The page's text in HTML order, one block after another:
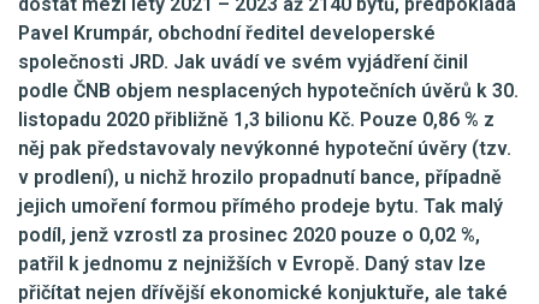
Pavel Krumpár, obchodní ředitel developerské
společnosti JRD. Jak uvádí ve svém vyjádření činil
podle ČNB objem nesplacených hypotečních úvěrů k 30.
listopadu 2020 přibližně 1,3 bilionu Kč. Pouze 0,86 % z
něj pak představovaly nevýkonné hypoteční úvěry (tzv.
v prodlení), u nichž hrozilo propadnutí bance, případně
jejich umoření formou přímého prodeje bytu. Tak malý
podíl, jenž vzrostl za prosinec 2020 pouze o 0,02 %,
patřil k jednomu z nejnižších v Evropě. Daný stav lze
přičítat nejen dřívější ekonomické konjuktuře, ale také